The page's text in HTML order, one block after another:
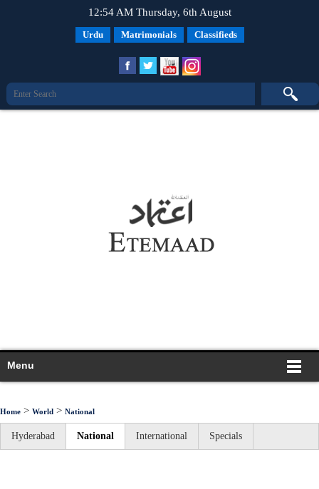
12:54 AM Thursday, 6th August
Urdu Matrimonials Classifieds
Menu
Home > World > National
Hyderabad National International Specials